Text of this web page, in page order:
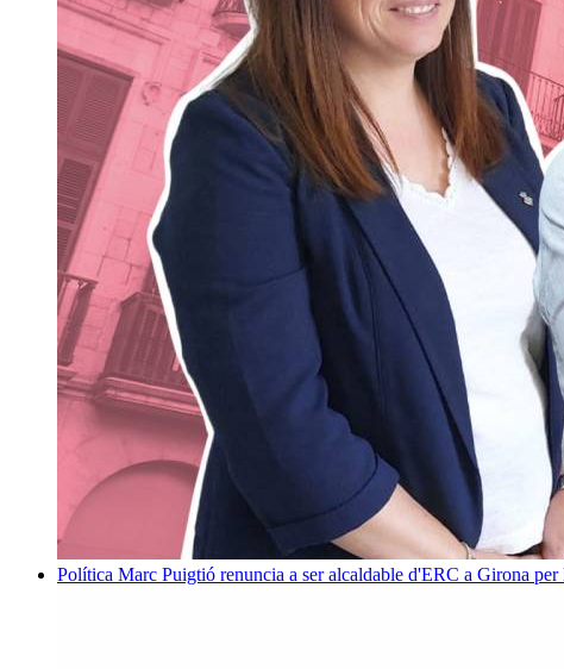
Política Marc Puigtió renuncia a ser alcaldable d'ERC a Girona